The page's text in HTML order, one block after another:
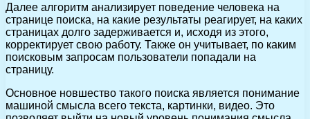
Далее алгоритм анализирует поведение человека на
странице поиска, на какие результаты реагирует, на каких
страницах долго задерживается и, исходя из этого,
корректирует свою работу. Также он учитывает, по каким
поисковым запросам пользователи попадали на
страницу.
Основное новшество такого поиска является понимание
машиной смысла всего текста, картинки, видео. Это